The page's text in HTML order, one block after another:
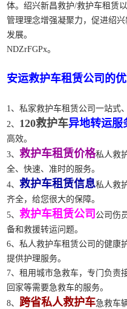
体。绍兴新昌救护/救护车租赁
管理理念增强凝聚力，促进绍
发展。
NDZrFGPx。
安运救护车租赁公司的优
1、私家救护车租赁公司一站式
2、 120救护车异地转运服
高效。
3、救护车租赁价格私人救
全、快速、准时的服务。
4、救护车租赁信息私人救
齐全，给您很大的保障。
5、救护车租赁公司 公司伤
备和救援转运问题。
6、私人救护车租赁公司的健康
提供护理服务。
7、租用城市急救车，专门负责
回家等需要急救车的服务。
8、 跨省私人救护车急救车